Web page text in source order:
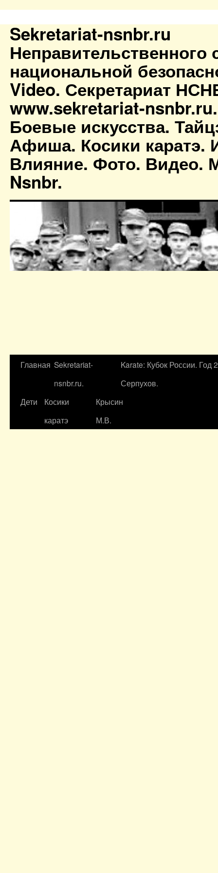
Sekretariat-nsnbr.ru
Неправительственного
национальной
Video. Секретариат
www.sekretariat-
Боевые искусства.
Афиша. Косики каратэ.
Влияние. Фото. Видео.
Nsnbr.
Главная Sekretariat-
nsnbr.ru.
Karate: Кубок России. Год
Серпухов.
Дети
Косики
каратэ
Крысин
М.В.